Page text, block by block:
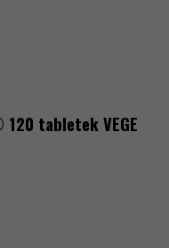
tabletek VEGE